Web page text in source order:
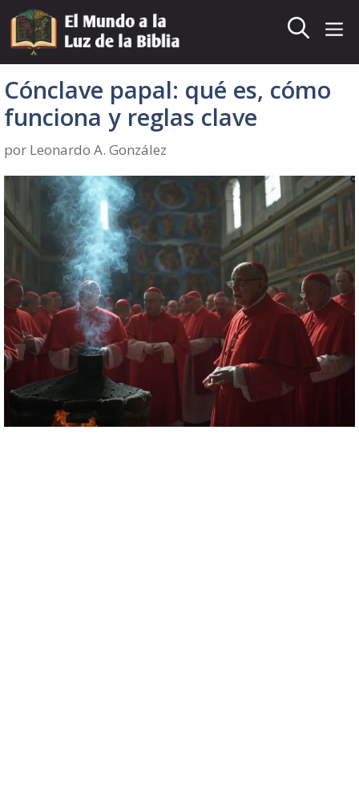
Saltar
contenido
Cónclave papal: qué es, cómo
funciona y reglas clave
por Leonardo A. González